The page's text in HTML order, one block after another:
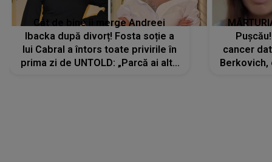
Cât de bine îi merge Andreei
Ibacka după divorț! Fosta soție a
lui Cabral a întors toate privirile în
prima zi de UNTOLD: „Parcă ai altă
cancer
Berkovich,